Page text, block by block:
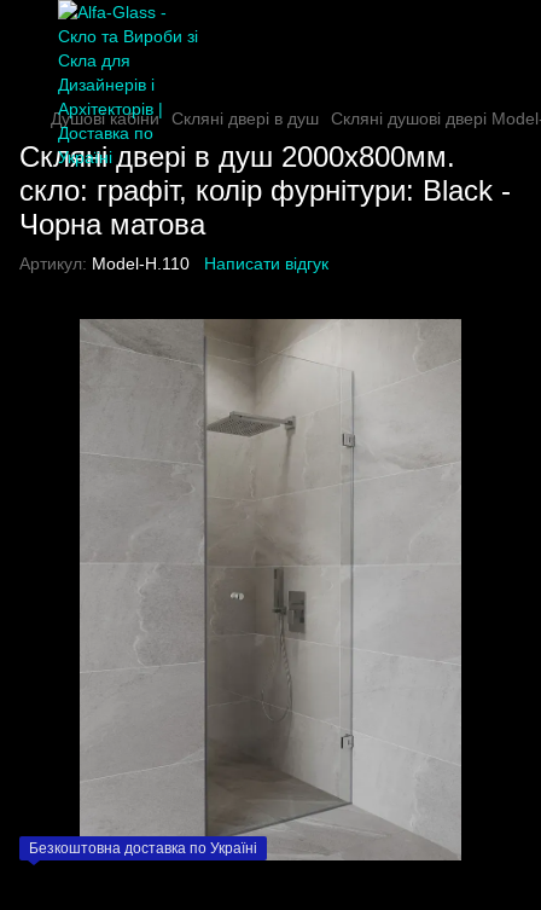
Душові кабіни Скляні двері в душ Скляні душові двері
Скляні двері в душ 2000х800мм.
скло: графіт, колір фурнітури: Black -
Чорна матова
Артикул: Model-H.110 Написати відгук
Безкоштовна доставка по Україні